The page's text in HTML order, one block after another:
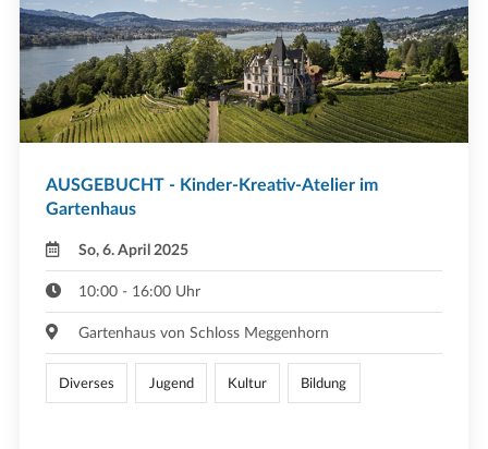
AUSGEBUCHT - Kinder-Kreativ-Atelier im
Gartenhaus
So, 6. April 2025
10:00 - 16:00 Uhr
Gartenhaus von Schloss Meggenhorn
Diverses Jugend Kultur Bildung